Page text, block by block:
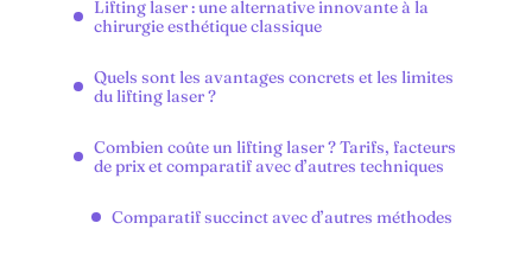
Lifting laser : une alternative innovante à la
chirurgie esthétique classique
Quels sont les avantages concrets et les limites
du lifting laser ?
Combien coûte un lifting laser ? Tarifs, facteurs
de prix et comparatif avec d’autres techniques
Comparatif succinct avec d’autres méthodes